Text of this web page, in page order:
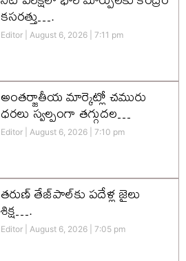
కసరత్తు….
Editor August 6, 2026 7:11 pm
అంతర్జాతీయ మార్కెట్లో చమురు
ధరలు స్వల్పంగా తగ్గుదల…
Editor August 6, 2026 7:10 pm
తరుణ్ తేజ్‌పాల్‌కు పదేళ్ల జైలు
శిక్ష….
Editor August 6, 2026 7:05 pm